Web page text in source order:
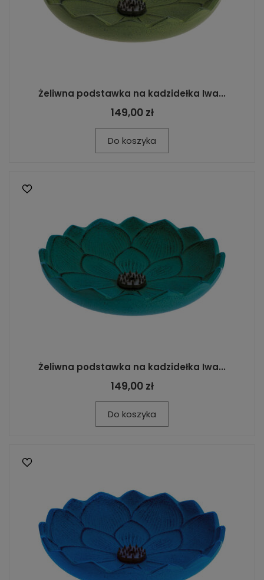
Żeliwna podstawka na kadzidełka Iwa...
149,00 zł
Do koszyka
Żeliwna podstawka na kadzidełka Iwa...
149,00 zł
Do koszyka